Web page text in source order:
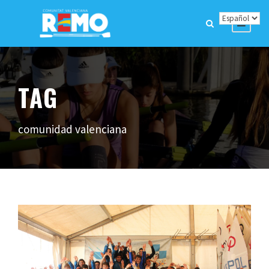
TAG
comunidad valenciana